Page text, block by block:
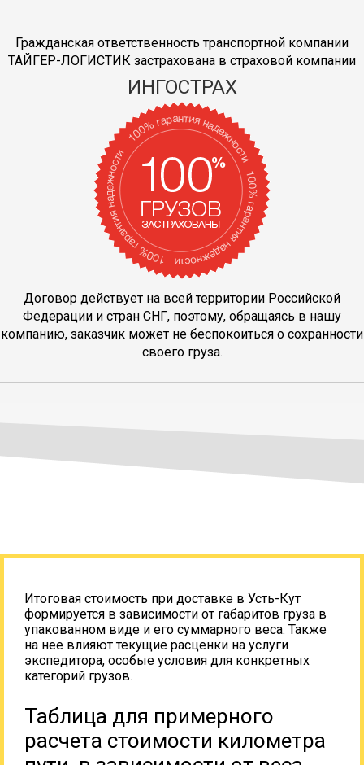
Гражданская ответственность транспортной компании
ТАЙГЕР-ЛОГИСТИК застрахована в страховой компании
ИНГОСТРАХ
Договор действует на всей территории Российской
Федерации и стран СНГ, поэтому, обращаясь в нашу
компанию, заказчик может не беспокоиться о сохранности
своего груза.
Итоговая стоимость при доставке в Усть-Кут
формируется в зависимости от габаритов груза в
упакованном виде и его суммарного веса. Также
на нее влияют текущие расценки на услуги
экспедитора, особые условия для конкретных
категорий грузов.
Таблица для примерного
расчета стоимости километра